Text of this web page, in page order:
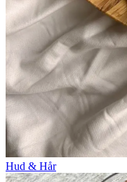
Hud & Hår